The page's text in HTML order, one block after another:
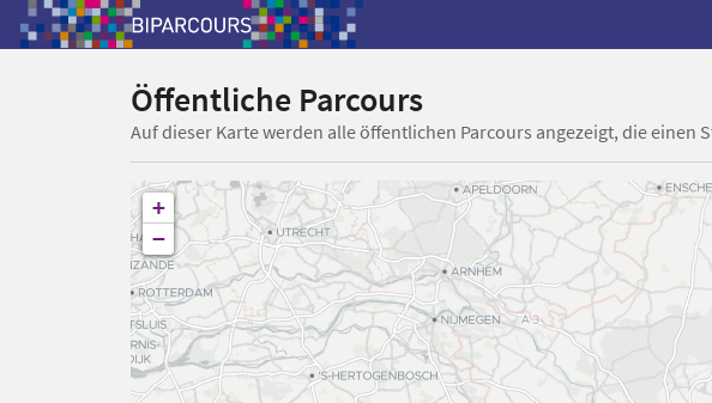
Öffentliche Parcours
Auf dieser Karte werden alle öffentlichen Parcours angezeigt, die einen
+
−